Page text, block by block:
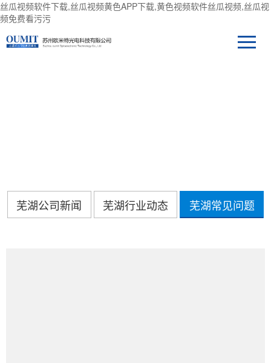
丝瓜视频软件下载,丝瓜视频黄色APP下载,黄色视频软件丝瓜视频,丝瓜视
频免费看污污
芜湖公司新闻 芜湖行业动态 芜湖常见问题